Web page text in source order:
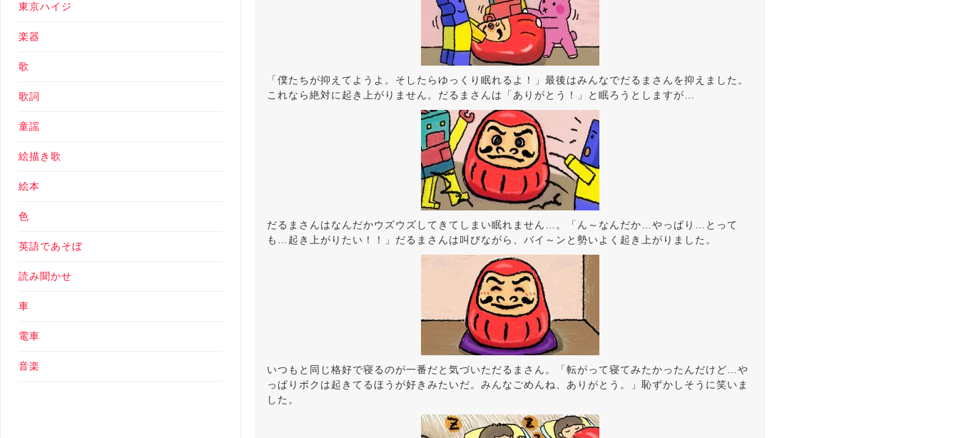
「僕たちが抑えてようよ。そしたらゆっくり眠れるよ！」最後はみんなでだるまさんを抑えました。
これなら絶対に起き上がりません。だるまさんは「ありがとう！」と眠ろうとしますが…
だるまさんはなんだかウズウズしてきてしまい眠れません…。「ん～なんだか…やっぱり…とって
も…起き上がりたい！！」だるまさんは叫びながら、バイ～ンと勢いよく起き上がりました。
いつもと同じ格好で寝るのが一番だと気づいただるまさん。「転がって寝てみたかったんだけど…や
っぱりボクは起きてるほうが好きみたいだ。みんなごめんね、ありがとう。」恥ずかしそうに笑いま
した。
東京ハイジ
楽器
歌
歌詞
童謡
絵描き歌
絵本
色
英語であそぼ
読み聞かせ
車
電車
音楽